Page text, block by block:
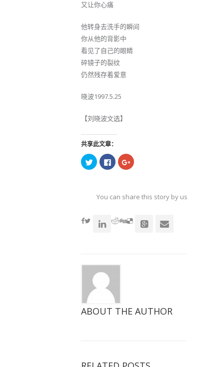
又让你心痛
他转身去洗手的瞬间
你从他的背影中
看见了自己的眼睛
碎镜子的裂纹
仍然残存着爱意
晓波1997.5.25
【刘晓波文选】
共享此文章：
点
击
共
享
窗
口
点
击
共
享
窗
口
点
击
共
享
窗
口
You can share this story by using your
ABOUT THE AUTHOR